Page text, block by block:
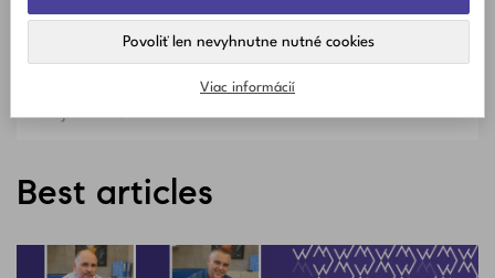
Vitamíny a minerály
Zdravý žitovný štýl
Zaujímavosti
Best articles
Povoliť len nevyhnutne nutné cookies
Viac informácií